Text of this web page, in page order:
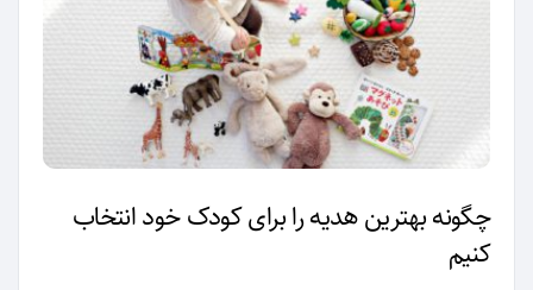
چگونه بهترین هدیه را برای کودک خود انتخاب
کنیم